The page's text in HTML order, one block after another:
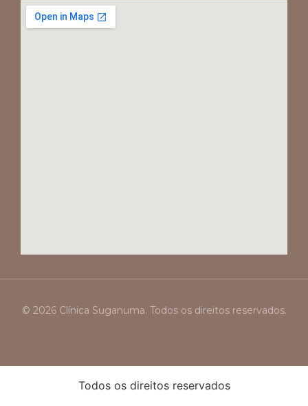
© 2026 Clínica Suganuma. Todos os direitos reservados.
Todos os direitos reservados